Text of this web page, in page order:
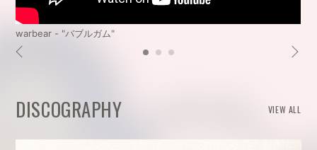
warbear - "バブルガム"
DISCOGRAPHY VIEW ALL